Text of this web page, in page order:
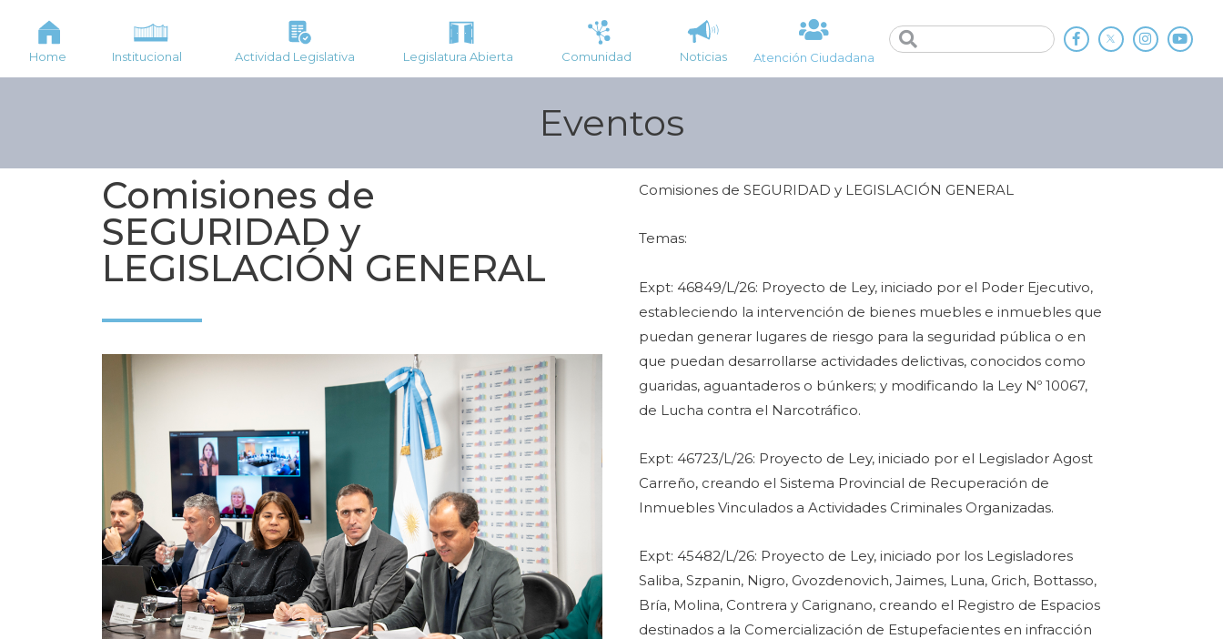
Home Institucional Actividad Legislativa Legislatura Abierta Comunidad Noticias Atención Ciudadana
Eventos
Comisiones de
SEGURIDAD y
LEGISLACIÓN GENERAL
Comisiones de SEGURIDAD y LEGISLACIÓN GENERAL
Temas:
Expt: 46849/L/26: Proyecto de Ley, iniciado por el Poder Ejecutivo,
estableciendo la intervención de bienes muebles e inmuebles que
puedan generar lugares de riesgo para la seguridad pública o en
que puedan desarrollarse actividades delictivas, conocidos como
guaridas, aguantaderos o búnkers; y modificando la Ley Nº 10067,
de Lucha contra el Narcotráfico.
Expt: 46723/L/26: Proyecto de Ley, iniciado por el Legislador Agost
Carreño, creando el Sistema Provincial de Recuperación de
Inmuebles Vinculados a Actividades Criminales Organizadas.
Expt: 45482/L/26: Proyecto de Ley, iniciado por los Legisladores
Saliba, Szpanin, Nigro, Gvozdenovich, Jaimes, Luna, Grich, Bottasso,
Bría, Molina, Contrera y Carignano, creando el Registro de Espacios
destinados a la Comercialización de Estupefacientes en infracción